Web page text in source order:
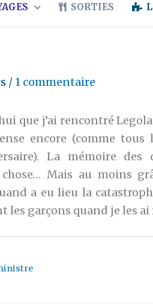
SORTIES
/ 1 commentaire
que j’ai rencontré
encore (comme
La mémoire des
chose… Mais au moins
a eu lieu la
les garçons quand je les